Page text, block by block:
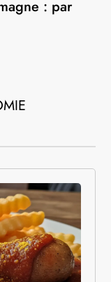
: par